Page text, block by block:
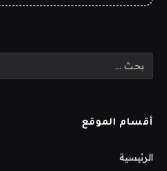
أقسام الموقع
الرئيسية